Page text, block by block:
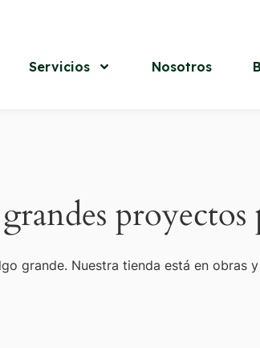
Servicios Nosotros
grande. Nuestra tienda está en obras